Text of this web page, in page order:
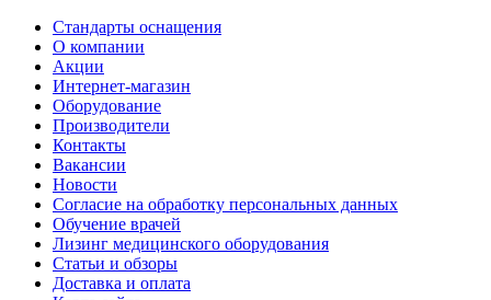
Стандарты оснащения
О компании
Акции
Интернет-магазин
Оборудование
Производители
Контакты
Вакансии
Новости
Согласие на обработку персональных данных
Обучение врачей
Лизинг медицинского оборудования
Статьи и обзоры
Доставка и оплата